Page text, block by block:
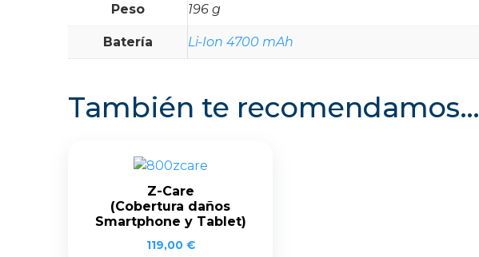
Peso 196 g
Batería Li-Ion 4700 mAh
También te recomendamos…
Z-Care
(Cobertura daños
Smartphone y Tablet)
119,00 €